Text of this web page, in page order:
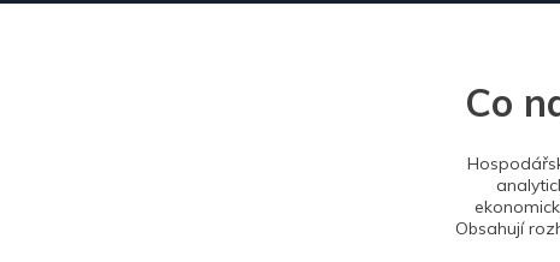
Co
Obsahují